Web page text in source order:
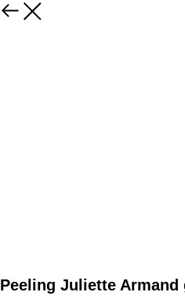
Peeling Juliette Armand